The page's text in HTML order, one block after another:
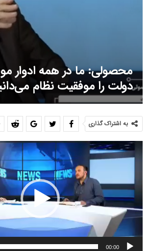
محصولی: ما در همه ادوار
دولت را موفقیت نظام
به اشتراک گذاری
نمایشگر
ویدیو
00:00